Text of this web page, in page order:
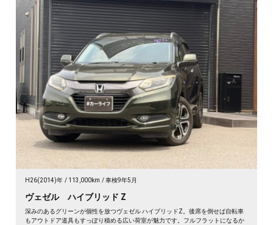
H26(2014)年 113,000km 車検9年5月
ヴェゼル ハイブリッド Z
深みのあるグリーンが個性を放つヴェゼル ハイブリッドZ。後席を倒せば自転車
もアウトドア道具もすっぽり積める広い荷室が魅力です。フルフラットになるか